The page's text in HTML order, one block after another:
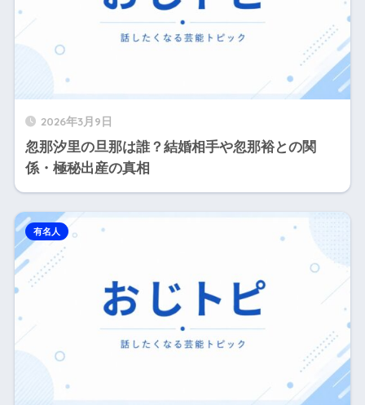
2026年3月9日
忽那汐里の旦那は誰？結婚相手や忽那裕との関
係・極秘出産の真相
有名人